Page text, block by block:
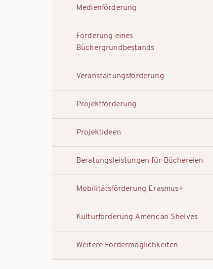
Medienförderung
Förderung eines
Büchergrundbestands
Veranstaltungsförderung
Projektförderung
Projektideen
Beratungsleistungen für Büchereien
Mobilitätsförderung Erasmus+
Kulturförderung American Shelves
Weitere Fördermöglichkeiten